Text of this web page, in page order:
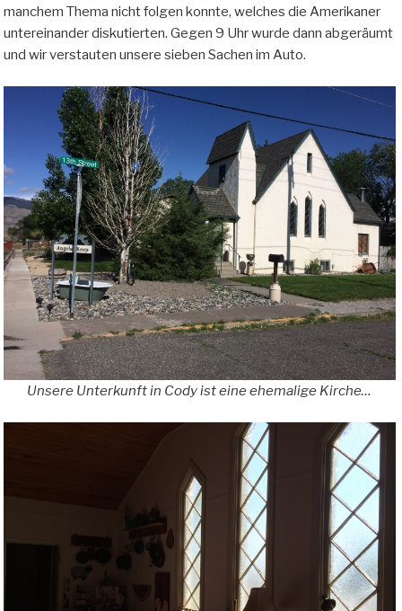
manchem Thema nicht folgen konnte, welches die Amerikaner
untereinander diskutierten. Gegen 9 Uhr wurde dann abgeräumt
und wir verstauten unsere sieben Sachen im Auto.
Unsere Unterkunft in Cody ist eine ehemalige Kirche…